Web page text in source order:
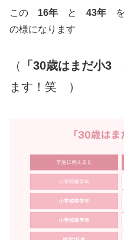
この 16年 と 43年 を
の様になります
（ 「30歳はまだ小3
ます！笑 ）